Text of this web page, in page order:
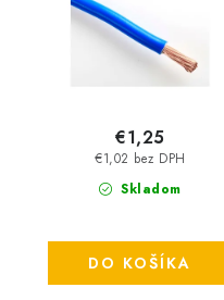
Skladom
€1,02 bez DPH
€1,25
DO KOŠÍKA